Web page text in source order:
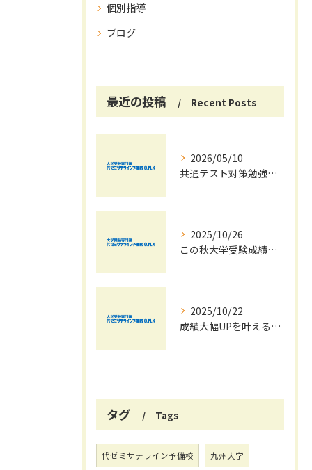
個別指導
ブログ
最近の投稿 Recent Posts
2026/05/10
共通テスト対策勉強は早めに始めましょう！
2025/10/26
この秋大学受験成績大幅UPの秘訣
2025/10/22
成績大幅UPを叶える秋の効率学習法
タグ Tags
代ゼミサテライン予備校 九州大学